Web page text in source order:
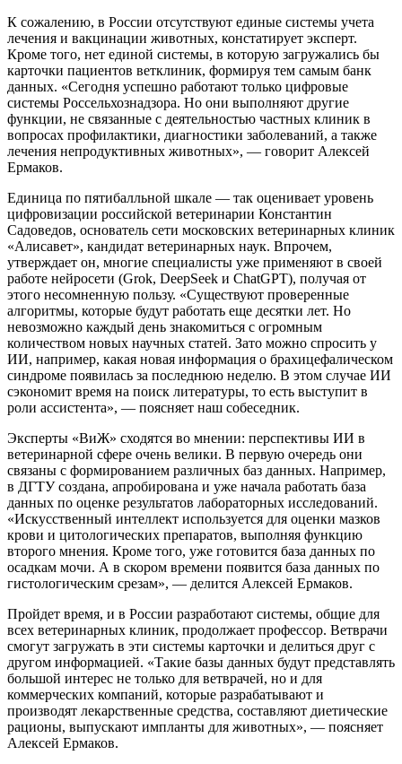
К сожалению, в России отсутствуют единые системы учета
лечения и вакцинации животных, констатирует эксперт.
Кроме того, нет единой системы, в которую загружались бы
карточки пациентов ветклиник, формируя тем самым банк
данных. «Сегодня успешно работают только цифровые
системы Россельхознадзора. Но они выполняют другие
функции, не связанные с деятельностью частных клиник в
вопросах профилактики, диагностики заболеваний, а также
лечения непродуктивных животных», — говорит Алексей
Ермаков.
Единица по пятибалльной шкале — так оценивает уровень
цифровизации российской ветеринарии Константин
Садоведов, основатель сети московских ветеринарных клиник
«Алисавет», кандидат ветеринарных наук. Впрочем,
утверждает он, многие специалисты уже применяют в своей
работе нейросети (Grok, DeepSeek и ChatGPT), получая от
этого несомненную пользу. «Существуют проверенные
алгоритмы, которые будут работать еще десятки лет. Но
невозможно каждый день знакомиться с огромным
количеством новых научных статей. Зато можно спросить у
ИИ, например, какая новая информация о брахицефалическом
синдроме появилась за последнюю неделю. В этом случае ИИ
сэкономит время на поиск литературы, то есть выступит в
роли ассистента», — поясняет наш собеседник.
Эксперты «ВиЖ» сходятся во мнении: перспективы ИИ в
ветеринарной сфере очень велики. В первую очередь они
связаны с формированием различных баз данных. Например,
в ДГТУ создана, апробирована и уже начала работать база
данных по оценке результатов лабораторных исследований.
«Искусственный интеллект используется для оценки мазков
крови и цитологических препаратов, выполняя функцию
второго мнения. Кроме того, уже готовится база данных по
осадкам мочи. А в скором времени появится база данных по
гистологическим срезам», — делится Алексей Ермаков.
Пройдет время, и в России разработают системы, общие для
всех ветеринарных клиник, продолжает профессор. Ветврачи
смогут загружать в эти системы карточки и делиться друг с
другом информацией. «Такие базы данных будут представлять
большой интерес не только для ветврачей, но и для
коммерческих компаний, которые разрабатывают и
производят лекарственные средства, составляют диетические
рационы, выпускают импланты для животных», — поясняет
Алексей Ермаков.